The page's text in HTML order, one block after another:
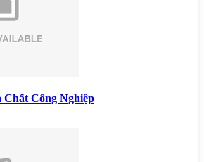
Công Nghiệp